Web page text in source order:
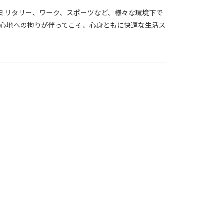
タリー、ワーク、スポーツなど、様々な環境下で
地への拘りが伴ってこそ、心身ともに快適な生活ス